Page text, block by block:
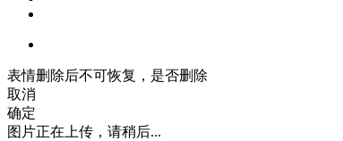
表情删除后不可恢复，是否删除
取消
确定
图片正在上传，请稍后...